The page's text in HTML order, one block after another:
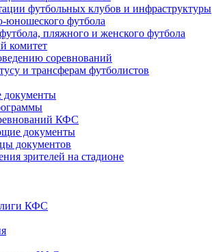
футбольных клубов и инфраструктуры
юношеского футбола
пляжного и женского футбола
комитет
соревнований
и трансферам футболистов
документы
КФС
документы
документов
зрителей на стадионе
КФС